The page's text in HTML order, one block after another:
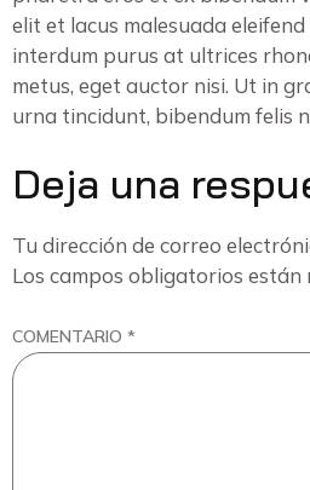
elit et lacus malesuada
interdum purus at ultrices
metus, eget auctor nisi. Ut in
urna tincidunt, bibendum felis
Deja una
Tu dirección de correo
Los campos obligatorios están
COMENTARIO *